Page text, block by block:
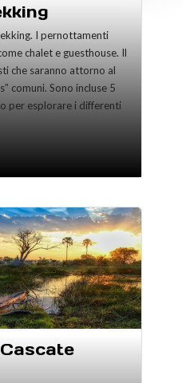
I pernottamenti
chalet e guesthouse. Il
che saranno attorno al
comuni. Sono incluse 5
per esplorare i differenti